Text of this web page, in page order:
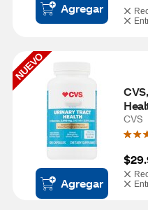
Agregar
NUEVO
Agregar
CVS